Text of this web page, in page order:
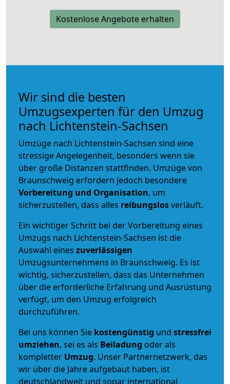
Kostenlose Angebote erhalten
Wir sind die besten
Umzugsexperten für den Umzug
nach Lichtenstein-Sachsen
Umzüge nach Lichtenstein-Sachsen sind eine
stressige Angelegenheit, besonders wenn sie
über große Distanzen stattfinden. Umzüge von
Braunschweig erfordern jedoch besondere
Vorbereitung und Organisation, um
sicherzustellen, dass alles reibungslosverläuft.
Ein wichtiger Schritt bei der Vorbereitung eines
Umzugs nach Lichtenstein-Sachsen ist die
Auswahl eines zuverlässigen
Umzugsunternehmens in Braunschweig. Es ist
wichtig, sicherzustellen, dass das Unternehmen
über die erforderliche Erfahrung und Ausrüstung
verfügt, um den Umzug erfolgreich
durchzuführen.
Bei uns können Sie kostengünstig und stressfrei
umziehen, sei es als Beiladung oder als
kompletter Umzug. Unser Partnernetzwerk, das
wir über die Jahre aufgebaut haben, ist
deutschlandweit und sogar international